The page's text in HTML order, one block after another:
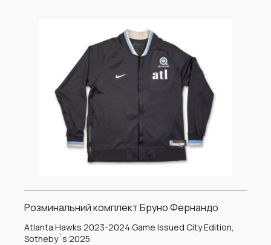
Розминальний комплект Бруно Фернандо
Atlanta Hawks 2023-2024 Game Issued City Edition,
Sotheby`s 2025